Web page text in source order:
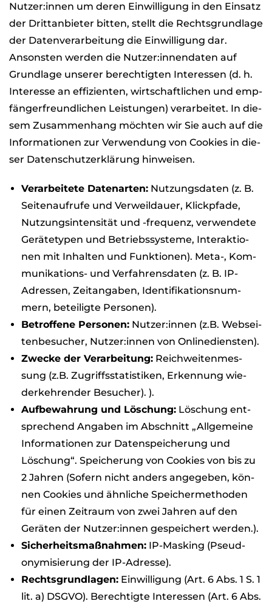
Nutzer:innen um deren Ein­wil­li­gung in den Ein­satz
der Dritt­an­bie­ter bit­ten, stellt die Rechts­grund­lage
der Daten­ver­ar­bei­tung die Ein­wil­li­gung dar.
Ansons­ten wer­den die Nutzer:innendaten auf
Grund­lage unse­rer berech­tig­ten Inter­es­sen (d. h.
Inter­esse an effi­zi­en­ten, wirt­schaft­li­chen und emp­
fän­ger­freund­li­chen Leis­tun­gen) ver­ar­bei­tet. In die­
sem Zusam­men­hang möch­ten wir Sie auch auf die
Infor­ma­tio­nen zur Ver­wen­dung von Coo­kies in die­
ser Daten­schutz­er­klä­rung hin­wei­sen.
Ver­ar­bei­tete Daten­ar­ten: Nut­zungs­da­ten (z. B.
Sei­ten­auf­rufe und Ver­weil­dauer, Klick­pfade,
Nut­zungs­in­ten­si­tät und -fre­quenz, ver­wen­dete
Gerä­te­ty­pen und Betriebs­sys­teme, Inter­ak­tio­
nen mit Inhal­ten und Funk­tio­nen). Meta-, Kom­
mu­ni­ka­ti­ons- und Ver­fah­rens­da­ten (z. B. IP-
Adres­sen, Zeit­an­ga­ben, Iden­ti­fi­ka­ti­ons­num­
mern, betei­ligte Per­so­nen).
Betrof­fene Per­so­nen: Nutzer:innen (z.B. Web­sei­
ten­be­su­cher, Nutzer:innen von Online­diens­ten).
Zwe­cke der Ver­ar­bei­tung: Reich­wei­ten­mes­
sung (z.B. Zugriffs­sta­tis­ti­ken, Erken­nung wie­
der­keh­ren­der Besu­cher). ).
Auf­be­wah­rung und Löschung: Löschung ent­
spre­chend Anga­ben im Abschnitt „All­ge­meine
Infor­ma­tio­nen zur Daten­spei­che­rung und
Löschung“. Spei­che­rung von Coo­kies von bis zu
2 Jah­ren (Sofern nicht anders ange­ge­ben, kön­
nen Coo­kies und ähn­li­che Spei­cher­me­tho­den
für einen Zeit­raum von zwei Jah­ren auf den
Gerä­ten der Nutzer:innen gespei­chert wer­den.).
Sicher­heits­maß­nah­men: IP-Mas­king (Pseud­
ony­mi­sie­rung der IP-Adresse).
Rechts­grund­la­gen: Ein­wil­li­gung (Art. 6 Abs. 1 S. 1
lit. a) DSGVO). Berech­tigte Inter­es­sen (Art. 6 Abs.